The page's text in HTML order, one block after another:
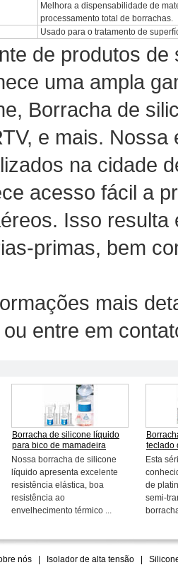
Melhora a dispensabilidade de
processamento total de borrachas.
Usado para o tratamento de
de produtos
uma ampla
Borracha de
e mais.
na cidade
acesso fácil a
Isso
primas, bem
mais
entre em
Borracha de silicone líquido
para bico de mamadeira
Nossa borracha de silicone
líquido apresenta excelente
resistência elástica, boa
resistência ao
envelhecimento térmico ...
teclado
Esta
de
semi-
nós Isolador de alta tensão